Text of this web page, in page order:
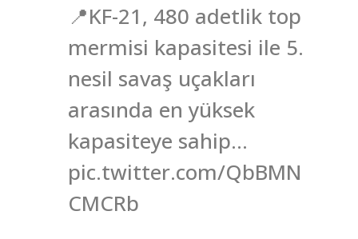
📍KF-21, 480 adetlik top
mermisi kapasitesi ile 5.
nesil savaş uçakları
arasında en yüksek
kapasiteye sahip…
pic.twitter.com/QbBMN
CMCRb